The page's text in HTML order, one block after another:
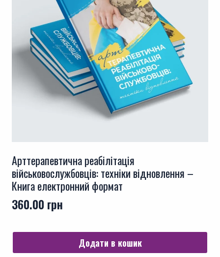
Арттерапевтична реабілітація
військовослужбовців: техніки відновлення –
Книга електронний формат
360.00 грн
Додати в кошик